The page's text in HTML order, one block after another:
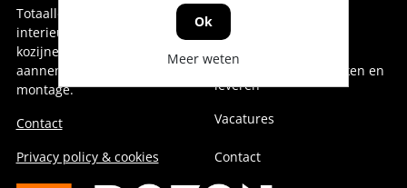
Totaalleverancier voor de
interieurbouw,
kozijnenindustrie,
aannemerij en installatie &
montage.
Contact
Privacy policy & cookies
Geschiedenis
Duurzaam doen, denken en
leveren
Vacatures
Contact
Ok
Meer weten